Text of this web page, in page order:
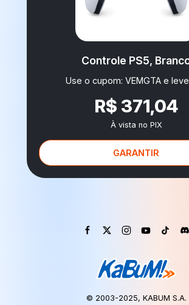
Controle PS5,
Use o cupom: VEMGTA e
R$ 371,04
À vista no PIX
GARANTIR
© 2003-2025, KABUM S.A.